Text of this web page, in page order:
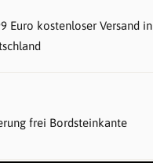
Euro kostenloser Versand in
frei Bordsteinkante